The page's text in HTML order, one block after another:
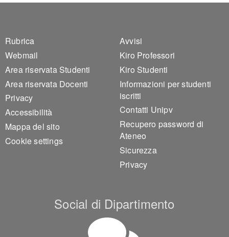
Footer 1
Rubrica
Webmail
Area riservata Studenti
Area riservata Docenti
Privacy
Accessibilità
Mappa del sito
Cookie settings
Footer 2
Avvisi
Kiro Professori
Kiro Studenti
Informazioni per studenti
iscritti
Contatti Unipv
Recupero password di
Ateneo
Sicurezza
Privacy
Social di Dipartimento